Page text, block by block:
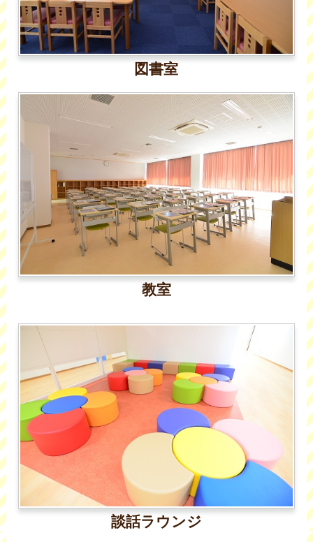
図書室
教室
談話ラウンジ